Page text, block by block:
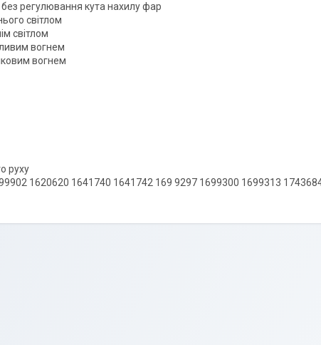
регулювання кута нахилу фар
світлом
світлом
вогнем
вогнем
руху
1620620 1641740 1641742 169 9297 1699300 1699313